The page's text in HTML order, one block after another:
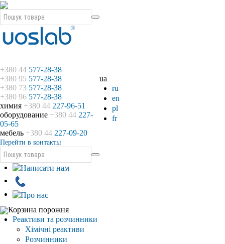
ua
ru
en
pl
fr
+380 44 577-28-38
+380 95 577-28-38
+380 73 577-28-38
+380 96 577-28-38
химия +380 44 227-96-51
оборудование +380 44 227-
05-65
мебель +380 44 227-09-20
Перейти в контакты
Корзина порожня
Реактиви та розчинники
Хімічні реактиви
Розчинники